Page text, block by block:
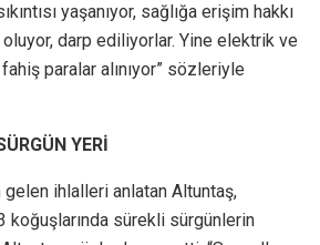
yaşanıyor, sağlığa erişim hakkı
oluyor, darp ediliyorlar. Yine elektrik ve
paralar alınıyor” sözleriyle
YERİ
gelen ihlalleri anlatan Altuntaş,
koğuşlarında sürekli sürgünlerin